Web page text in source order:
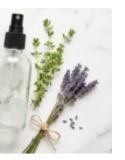
konjac K.
Mar 24;128(2):268-
Jan 15. PMID:
Ghazzewi, Soheil
Use of Konjac
the Health of